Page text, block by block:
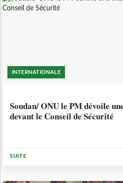
INTERNATIONALE
Soudan/ ONU le PM dévoile
devant le Conseil de Sécurité
SUITE